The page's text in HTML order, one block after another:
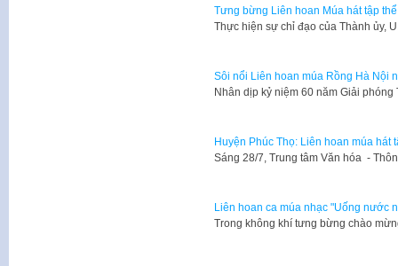
Tưng bừng Liên hoan Múa hát tập
Thực hiện sự chỉ đạo của Thành ủy,
Sôi nổi Liên hoan múa Rồng Hà Nội
​Nhân dịp kỷ niệm 60 năm Giải
Huyện Phúc Thọ: Liên hoan múa hát
Sáng 28/7, Trung tâm Văn hóa -
Liên hoan ca múa nhạc "Uống nước
Trong không khí tưng bừng chào